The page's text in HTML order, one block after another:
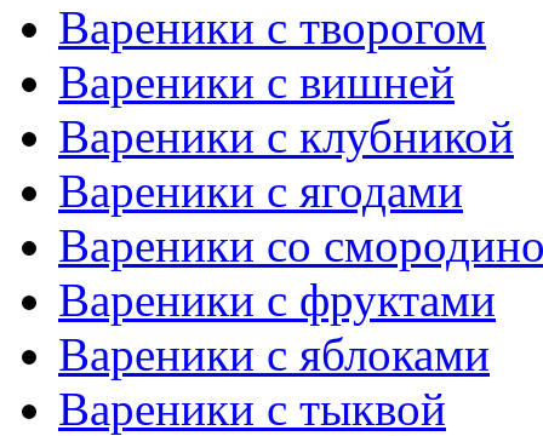
Вареники с творогом
Вареники с вишней
Вареники с клубникой
Вареники с ягодами
Вареники со
Вареники с фруктами
Вареники с яблоками
Вареники с тыквой